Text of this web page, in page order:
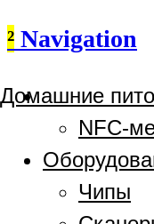
² Navigation
Домашние
NFC-
Чипы